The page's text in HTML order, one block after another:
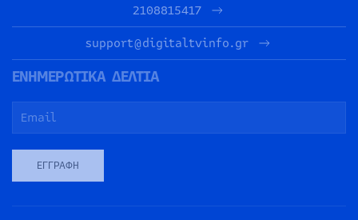
2108815417
support@digitaltvinfo.gr
ΕΝΗΜΕΡΩΤΙΚΑ ΔΕΛΤΙΑ
ΕΓΓΡΑΦΉ